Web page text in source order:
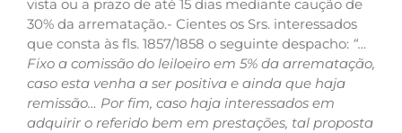
vista ou a prazo de até 15 dias mediante caução de
30% da arrematação.- Cientes os Srs. interessados
que consta às fls. 1857/1858 o seguinte despacho: “…
Fixo a comissão do leiloeiro em 5% da arrematação,
caso esta venha a ser positiva e ainda que haja
remissão… Por fim, caso haja interessados em
adquirir o referido bem em prestações, tal proposta